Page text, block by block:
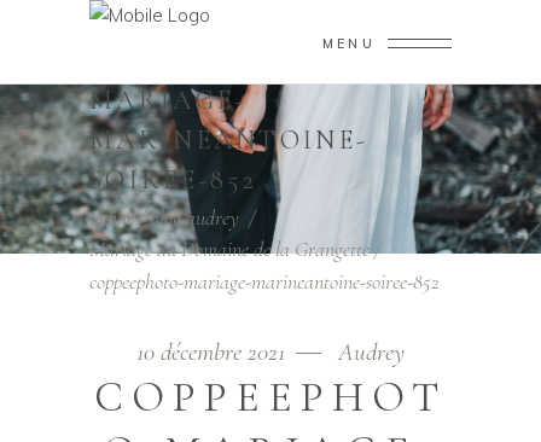
MENU
MARIAGE-
MARINEANTOINE-
SOIREE-852
Home/blog audrey /
Mariage au Domaine de la Grangette/
coppeephoto-mariage-marineantoine-soiree-852
10 décembre 2021 Audrey
COPPEEPHOT